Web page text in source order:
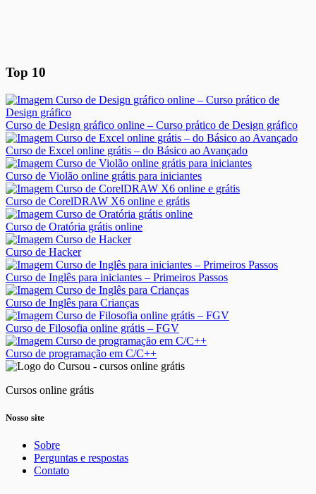
Top 10
Curso de Design gráfico online – Curso prático de Design gráfico
Curso de Excel online grátis – do Básico ao Avançado
Curso de Violão online grátis para iniciantes
Curso de CorelDRAW X6 online e grátis
Curso de Oratória grátis online
Curso de Hacker
Curso de Inglês para iniciantes – Primeiros Passos
Curso de Inglês para Crianças
Curso de Filosofia online grátis – FGV
Curso de programação em C/C++
Cursos online grátis
Nosso site
Sobre
Perguntas e respostas
Contato